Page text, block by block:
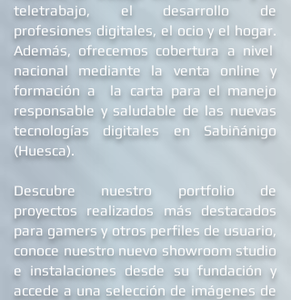
teletrabajo, el desarrollo de
profesiones digitales, el ocio y el hogar.
Además, ofrecemos cobertura a nivel
nacional mediante la venta online y
formación a la carta para el manejo
responsable y saludable de las nuevas
tecnologías digitales en Sabiñánigo
(Huesca).
Descubre nuestro portfolio de
proyectos realizados más destacados
para gamers y otros perfiles de usuario,
conoce nuestro nuevo showroom studio
e instalaciones desde su fundación y
accede a una selección de imágenes de